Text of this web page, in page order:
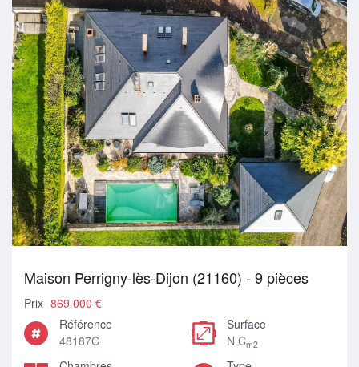
Maison Perrigny-lès-Dijon (21160) - 9 pièces
Prix 869 000 €
Référence
48187C
Surface
N.Cm2